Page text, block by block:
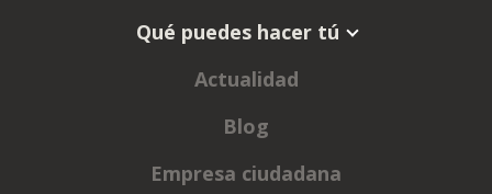
Qué puedes hacer tú
Actualidad
Blog
Empresa ciudadana